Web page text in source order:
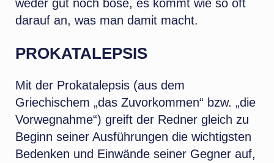
weder gut noch böse, es kommt wie so oft
darauf an, was man damit macht.
PROKATALEPSIS
Mit der Prokatalepsis (aus dem
Griechischem „das Zuvorkommen“ bzw. „die
Vorwegnahme“) greift der Redner gleich zu
Beginn seiner Ausführungen die wichtigsten
Bedenken und Einwände seiner Gegner auf,